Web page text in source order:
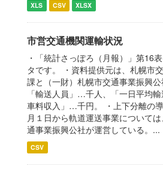
XLS CSV XLSX
市営交通機関運輸状況
・「統計さっぽろ（月報）」第16
タです。 ・資料提供元は、札幌市
課と（一財）札幌市交通事業振興公
「輸送人員」…千人、「一日平均
車料収入」…千円。 ・上下分離の
月１日から軌道運送事業について
通事業振興公社が運営している。...
CSV